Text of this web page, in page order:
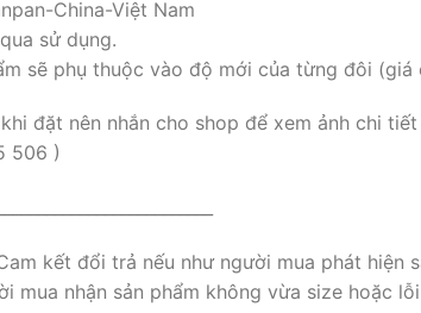
China-Việt Nam
sử dụng.
sẽ phụ thuộc vào độ mới của từng đôi
đặt nên nhắn cho shop để xem ảnh chi
506 )
kết đổi trả nếu như người mua phát
mua nhận sản phẩm không vừa size hoặc